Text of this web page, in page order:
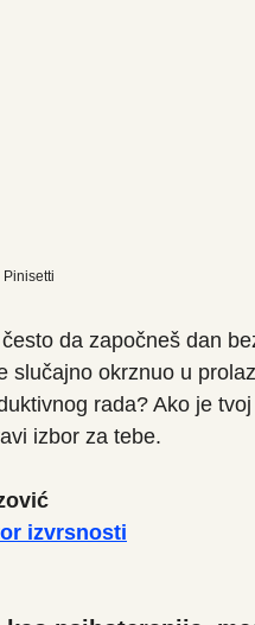
Pinisetti
da započneš dan
slučajno okrznuo u
rada? Ako je
izbor za tebe.
izvrsnosti